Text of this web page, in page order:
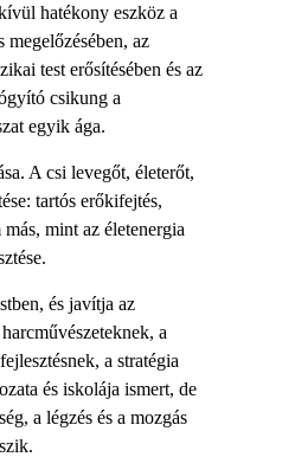
hatékony eszköz a
megelőzésében, az
test erősítésében és az
csikung a
egyik ága.
A csi levegőt, életerőt,
tartós erőkifejtés,
mint az életenergia
és javítja az
a
a stratégia
és iskolája ismert, de
a légzés és a mozgás